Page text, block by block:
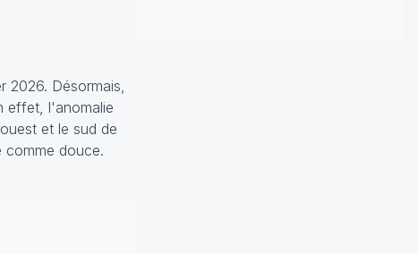
2026. Désormais,
effet, l'anomalie
et le sud de
comme douce.